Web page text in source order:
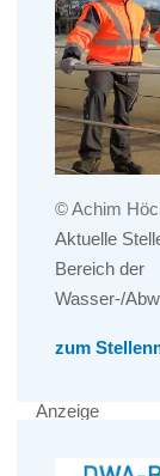
© Achim
Aktuelle
Bereich der
Wasser-/
zum
Anzeige